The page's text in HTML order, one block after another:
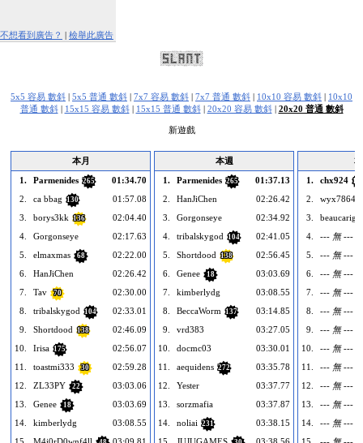
不想看到廣告？ | 檢舉此廣告
5x5 容易 數斜 | 5x5 普通 數斜 | 7x7 容易 數斜 | 7x7 普通 數斜 | 10x10 容易 數斜 | 10x10
普通 數斜| 15x15 容易 數斜| 15x15 普通 數斜| 20x20 容易 數斜| 20x20 普通 數斜
新遊戲
本月
1.
Parmenides 265
01:34.70
2.
ca bbag 130
01:57.08
3.
borys3kk 136
02:04.40
4.
Gorgonseye
02:17.63
5.
elmaxmas 68
02:22.00
6.
HanJiChen
02:26.42
7.
Tav 70
02:30.00
8.
tribalskygod 104
02:33.01
9.
Shortdood 138
02:46.09
10.
Irisa 175
02:56.07
11.
toastmi333 30
02:59.28
12.
ZL33PY 22
03:03.06
13.
Genee 18
03:03.69
14.
kimberlydg
03:08.55
本週
1.
Parmenides 265
01:37.13
2.
HanJiChen
02:26.42
3.
Gorgonseye
02:34.92
4.
tribalskygod 104
02:41.05
5.
Shortdood 138
02:56.45
6.
Genee 18
03:03.69
7.
kimberlydg
03:08.55
8.
BeccaWorm 137
03:14.85
9.
vrd383
03:27.05
10.
docmc03
03:30.01
11.
aequidens 272
03:35.78
12.
Yester
03:37.77
13.
sorzmafia
03:37.87
14.
noliai 231
03:38.15
1.
chx924
2.
3.
4.
--- 無 ---
5.
--- 無 ---
6.
--- 無 ---
7.
--- 無 ---
8.
--- 無 ---
9.
--- 無 ---
10.
--- 無 ---
11.
--- 無 ---
12.
--- 無 ---
13.
--- 無 ---
14.
--- 無 ---